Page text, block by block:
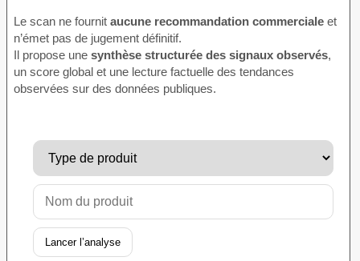
Le scan ne fournit aucune recommandation commerciale et
n’émet pas de jugement définitif.
Il propose une synthèse structurée des signaux observés,
un score global et une lecture factuelle des tendances
observées sur des données publiques.
Lancer l’analyse